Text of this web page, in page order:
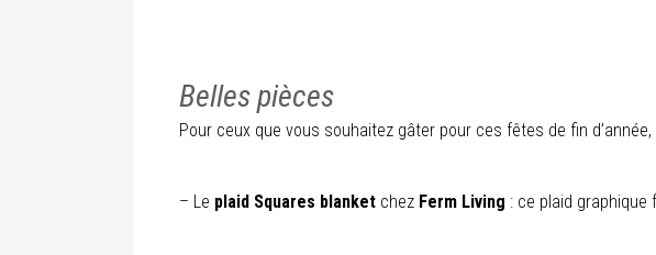
Belles pièces
Pour ceux que vous souhaitez gâter pour ces fêtes de fin
– Le plaid Squares blanket chez Ferm Living : ce plaid